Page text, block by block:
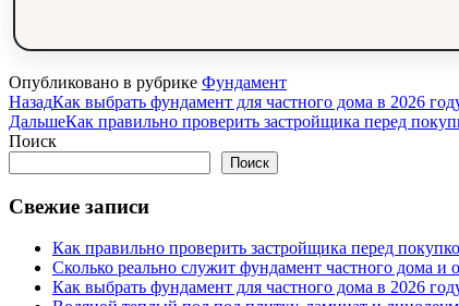
Опубликовано в рубрике Фундамент
НазадКак выбрать фундамент для частного дома в 2026
ДальшеКак правильно проверить застройщика перед
Поиск
Поиск
Свежие записи
Как правильно проверить застройщика перед
Сколько реально служит фундамент частного дома и
Как выбрать фундамент для частного дома в 2026